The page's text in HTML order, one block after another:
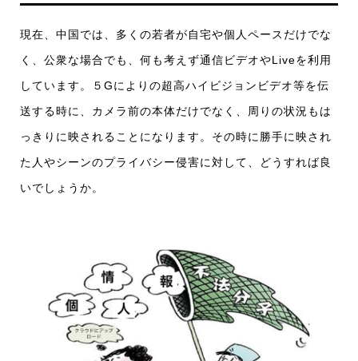
現在、中国では、多くの若者が自宅や個人ペースだけでな
く、公衆な場合でも、何も考えず通信ビデオやLiveを利用
しています。５Gによりの超高ハイビジョンビデオ等を伝
送する時に、カメラ前の本体だけでなく、周りの状況もは
っきりに映されることになります。その時に勝手に映され
た人やシーンのプライバシー侵害に対して、どうすれば良
いでしょうか。